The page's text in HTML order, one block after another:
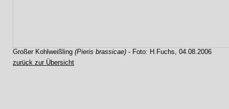
Großer Kohlweißling (Pieris brassicae) - Foto: H.Fuchs, 04.08.2006
zurück zur Übersicht